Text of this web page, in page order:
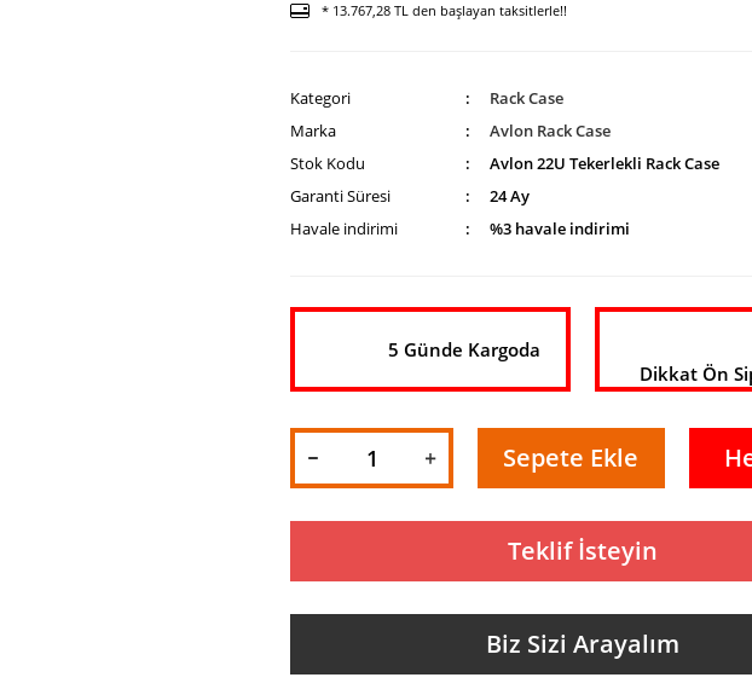
* 13.767,28 TL den başlayan taksitlerle!!
Kategori
Rack Case
Marka
Avlon Rack Case
Stok Kodu
Avlon 22U Tekerlekli Rack Case
Garanti Süresi
24 Ay
Havale indirimi
%3 havale indirimi
5 Günde Kargoda
Dikkat Ön
Sepete Ekle
Teklif İsteyin
Biz Sizi Arayalım